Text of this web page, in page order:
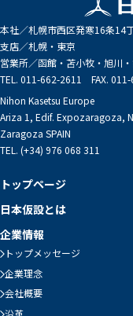
本社／札幌市西区発寒16条14
支店／札幌・東京
営業所／函館・苫小牧・旭川
TEL. 011-662-2611 FAX.
Nihon Kasetsu Europe
Ariza 1, Edif. Expozaragoza,
Zaragoza SPAIN
TEL. (+34) 976 068 311
トップページ
日本仮設とは
企業情報
トップメッセージ
企業理念
会社概要
沿革